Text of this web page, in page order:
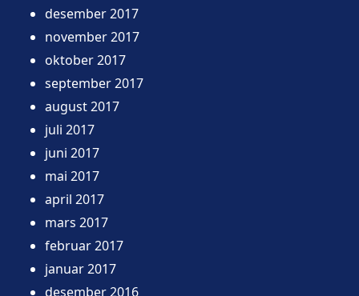
desember 2017
november 2017
oktober 2017
september 2017
august 2017
juli 2017
juni 2017
mai 2017
april 2017
mars 2017
februar 2017
januar 2017
desember 2016